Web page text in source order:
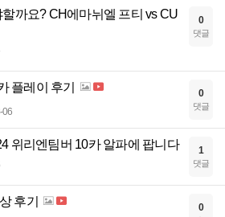
까요? CH에마뉘엘 프티 vs CU
0
댓글
플레이 후기
06
0
댓글
위리엔팀버 10카 알파에 팝니다 1
댓글
후기 0